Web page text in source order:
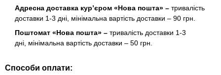
Адресна доставка кур’єром «Нова пошта» – тривалість
доставки 1-3 дні, мінімальна вартість доставки – 90 грн.
Поштомат «Нова пошта» – тривалість доставки 1-3
дні, мінімальна вартість доставки – 50 грн.
Способи оплати: